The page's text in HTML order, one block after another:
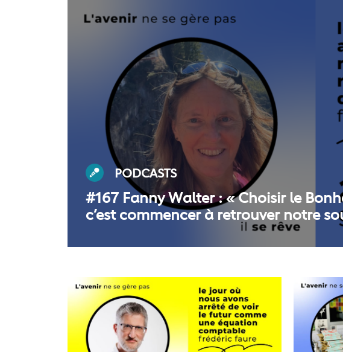
PODCASTS
#167 Fanny Walter : « Choisir le
c’est commencer à retrouver notre